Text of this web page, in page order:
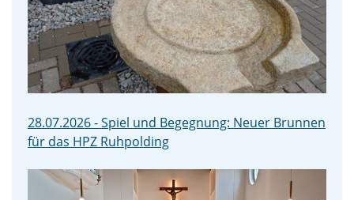
28.07.2026 - Spiel und Begegnung: Neuer Brunnen
für das HPZ Ruhpolding